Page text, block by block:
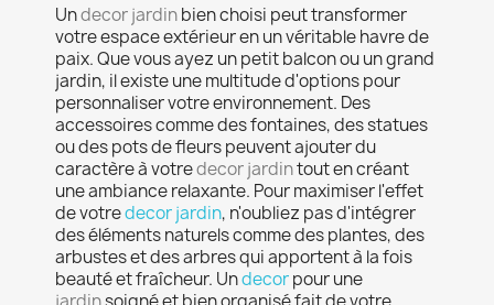
Undecor jardinbien choisi peut transformer
votre espace extérieur en un véritable havre de
paix. Que vous ayez un petit balcon ou un grand
jardin, il existe une multitude d'options pour
personnaliser votre environnement. Des
accessoires comme des fontaines, des statues
ou des pots de fleurs peuvent ajouter du
caractère à votredecor jardintout en créant
une ambiance relaxante. Pour maximiser l'effet
de votredecor jardin, n'oubliez pas d'intégrer
des éléments naturels comme des plantes, des
arbustes et des arbres qui apportent à la fois
beauté et fraîcheur. Undecorpour une